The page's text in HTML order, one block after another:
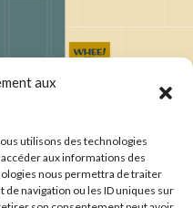
aux
utilisons des technologies
aux informations des
nous permettra de traiter
navigation ou les ID uniques sur
A Propos...